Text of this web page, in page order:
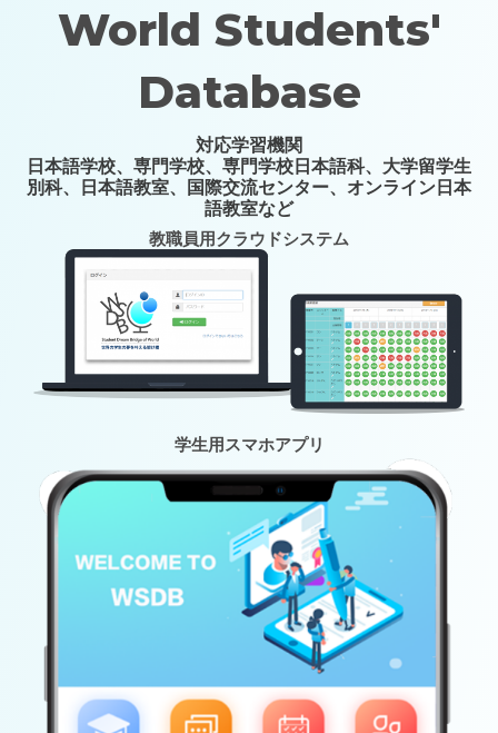
World Students'
Database
対応学習機関
日本語学校、専門学校、専門学校日本語科、大学留学生
別科、日本語教室、国際交流センター、オンライン日本
語教室など
教職員用クラウドシステム
学生用スマホアプリ